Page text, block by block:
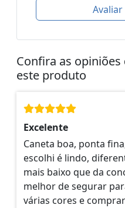
Confira as
este produto
Excelente
Caneta boa, ponta
escolhi é lindo,
mais baixo que da
melhor de segurar
várias cores e